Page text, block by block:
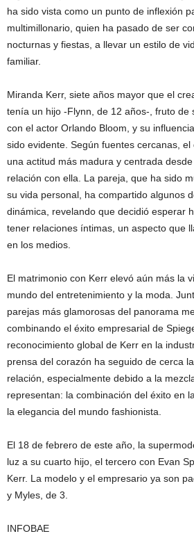
ha sido vista como un punto de inflexión
multimillonario, quien ha pasado de ser
nocturnas y fiestas, a llevar un estilo de
familiar.
Miranda Kerr, siete años mayor que el
tenía un hijo -Flynn, de 12 años-, fruto de
con el actor Orlando Bloom, y su
sido evidente. Según fuentes cercanas,
una actitud más madura y centrada
relación con ella. La pareja, que ha sido
su vida personal, ha compartido algunos
dinámica, revelando que decidió esperar
tener relaciones íntimas, un aspecto que
en los medios.
El matrimonio con Kerr elevó aún más la
mundo del entretenimiento y la moda.
parejas más glamorosas del panorama
combinando el éxito empresarial de
reconocimiento global de Kerr en la
prensa del corazón ha seguido de cerca
relación, especialmente debido a la
representan: la combinación del éxito en
la elegancia del mundo fashionista.
El 18 de febrero de este año, la
luz a su cuarto hijo, el tercero con Evan
Kerr. La modelo y el empresario ya son
y Myles, de 3.
INFOBAE